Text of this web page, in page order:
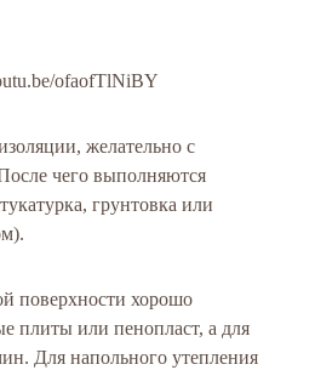
ofaofTlNiBY
желательно с
чего выполняются
грунтовка или
поверхности хорошо
плиты или пенопласт, а для
Для напольного утепления